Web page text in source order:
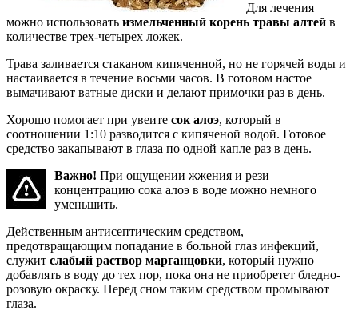
Для лечения
можно использовать измельченный корень травы алтей в
количестве трех-четырех ложек.
Трава заливается стаканом кипяченной, но не горячей воды и
настаивается в течение восьми часов. В готовом настое
вымачивают ватные диски и делают примочки раз в день.
Хорошо помогает при увеите сок алоэ, который в
соотношении 1:10 разводится с кипяченой водой. Готовое
средство закапывают в глаза по одной капле раз в день.
Важно! При ощущении жжения и рези
концентрацию сока алоэ в воде можно немного
уменьшить.
Действенным антисептическим средством,
предотвращающим попадание в больной глаз инфекций,
служит слабый раствор марганцовки, который нужно
добавлять в воду до тех пор, пока она не приобретет бледно-
розовую окраску. Перед сном таким средством промывают
глаза.